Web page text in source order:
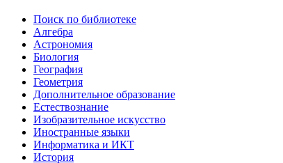
Поиск по библиотеке
Алгебра
Астрономия
Биология
География
Геометрия
Дополнительное образование
Естествознание
Изобразительное искусство
Иностранные языки
Информатика и ИКТ
История